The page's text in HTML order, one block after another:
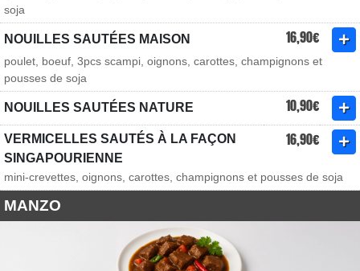
soja
NOUILLES SAUTÉES MAISON 16,90€
poulet, boeuf, 3pcs scampi, oignons, carottes, champignons et
pousses de soja
NOUILLES SAUTÉES NATURE 10,90€
VERMICELLES SAUTÉS À LA FAÇON
SINGAPOURIENNE
16,90€
mini-crevettes, oignons, carottes, champignons et pousses de soja
MANZO